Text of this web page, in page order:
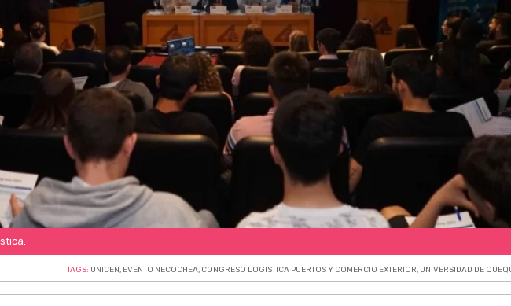
TAGS: UNICEN, EVENTO NECOCHEA, CONGRESO LOGISTICA PUERTOS Y COMERCIO EXTERIOR, UNIVERSIDAD DE